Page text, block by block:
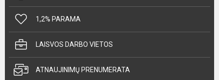
1,2% PARAMA
LAISVOS DARBO VIETOS
ATNAUJINIMŲ PRENUMERATA